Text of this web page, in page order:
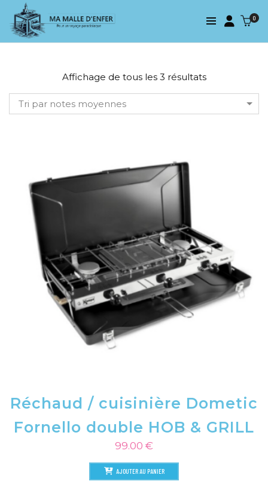
0
Affichage de tous les 3 résultats
Tri par notes moyennes
Réchaud / cuisinière Dometic
Fornello double HOB & GRILL
99.00 €
AJOUTER AU PANIER